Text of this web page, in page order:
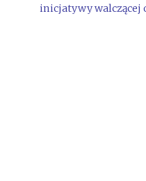
inicjatywy walczącej